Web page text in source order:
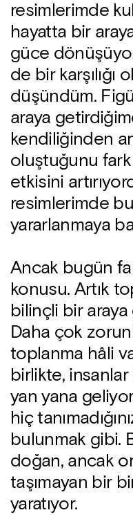
resimlerimde
hayatta bir
güce
de bir karşılığı
düşündüm.
araya
kendiliğinden
oluştuğunu
etkisini
resimlerimde
yararlanmaya
Ancak bugün
konusu. Artık
bilinçli bir
Daha çok
toplanma hâli
birlikte, insanlar
yan yana
hiç
bulunmak gibi.
doğan, ancak
taşımayan bir
yaratıyor.